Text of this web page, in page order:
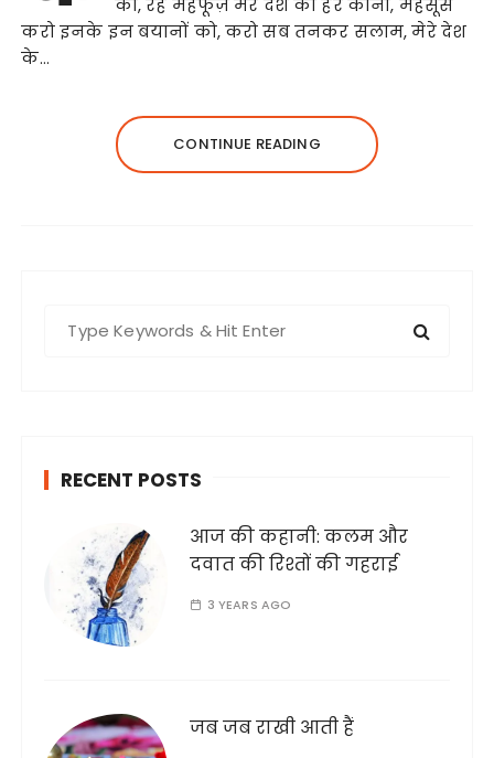
को, रहें महफूज़ मेरे देश का हर कोना, महसूस
करो इनके इन बयानों को, करो सब तनकर सलाम, मेरे देश
के…
CONTINUE READING
RECENT POSTS
आज की कहानी: कलम और
दवात की रिश्तों की गहराई
3 YEARS AGO
जब जब राखी आती हैं